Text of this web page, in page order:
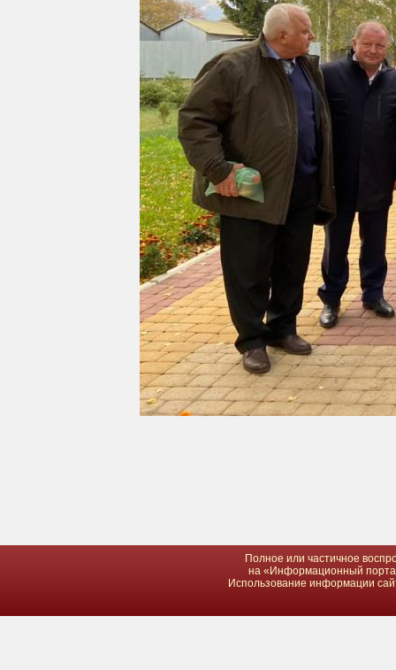
Полное или частичное
на «Информационный
Использование информации